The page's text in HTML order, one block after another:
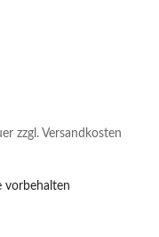
zzgl. Versandkosten
vorbehalten